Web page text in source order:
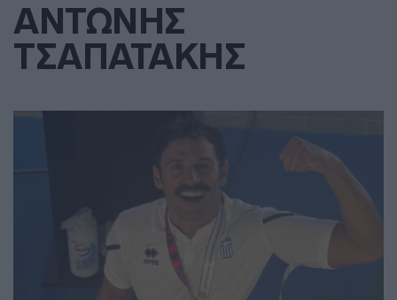
ΑΝΤΩΝΗΣ
ΤΣΑΠΑΤΑΚΗΣ